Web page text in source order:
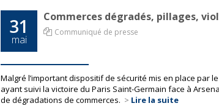
31
mai
Commerces dégradés, pillages,
Communiqué de presse
Malgré l’important dispositif de sécurité mis en place par
ayant suivi la victoire du Paris Saint-Germain face à
de dégradations de commerces. > Lire la suite